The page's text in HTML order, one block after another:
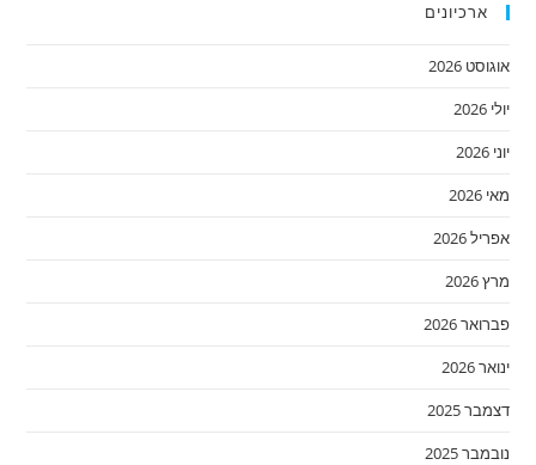
ארכיונים
אוגוסט 2026
יולי 2026
יוני 2026
מאי 2026
אפריל 2026
מרץ 2026
פברואר 2026
ינואר 2026
דצמבר 2025
נובמבר 2025